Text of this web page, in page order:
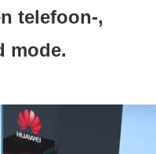
telefoon-,
mode.